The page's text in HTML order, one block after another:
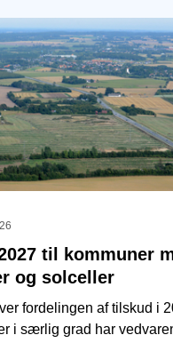
til kommuner
og solceller
fordelingen af tilskud i
i særlig grad har